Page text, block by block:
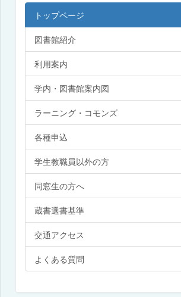
トップページ
図書館紹介
利用案内
学内・図書館案内図
ラーニング・コモンズ
各種申込
学生教職員以外の方
同窓生の方へ
蔵書選書基準
交通アクセス
よくある質問